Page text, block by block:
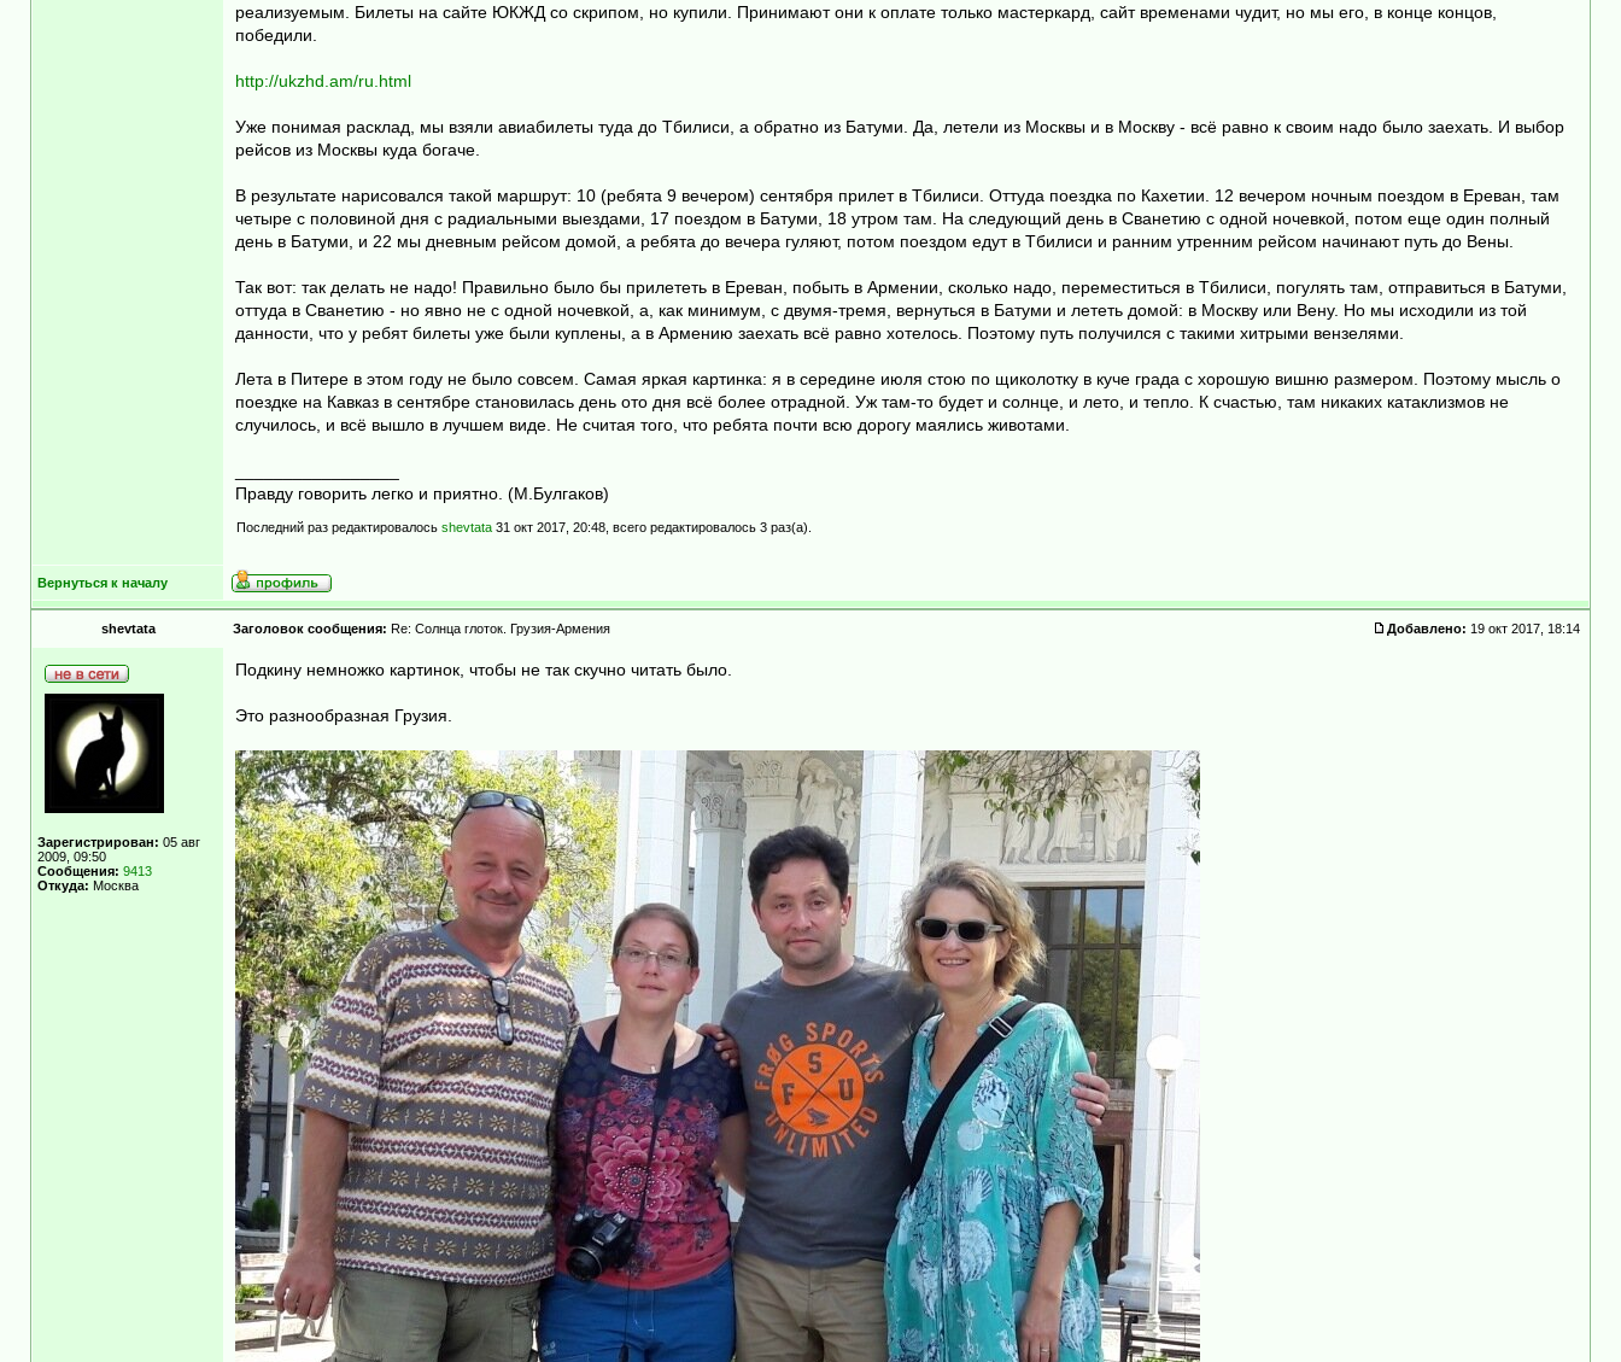
реализуемым. Билеты на сайте ЮКЖД со скрипом, но купили. Принимают они к оплате только мастеркард, сайт временами чудит, но мы его, в конце концов,
победили.
http://ukzhd.am/ru.html
Уже понимая расклад, мы взяли авиабилеты туда до Тбилиси, а обратно из Батуми. Да, летели из Москвы и в Москву - всё равно к своим надо было заехать. И выбор
рейсов из Москвы куда богаче.
В результате нарисовался такой маршрут: 10 (ребята 9 вечером) сентября прилет в Тбилиси. Оттуда поездка по Кахетии. 12 вечером ночным поездом в Ереван, там
четыре с половиной дня с радиальными выездами, 17 поездом в Батуми, 18 утром там. На следующий день в Сванетию с одной ночевкой, потом еще один полный
день в Батуми, и 22 мы дневным рейсом домой, а ребята до вечера гуляют, потом поездом едут в Тбилиси и ранним утренним рейсом начинают путь до Вены.
Так вот: так делать не надо! Правильно было бы прилететь в Ереван, побыть в Армении, сколько надо, переместиться в Тбилиси, погулять там, отправиться в Батуми,
оттуда в Сванетию - но явно не с одной ночевкой, а, как минимум, с двумя-тремя, вернуться в Батуми и лететь домой: в Москву или Вену. Но мы исходили из той
данности, что у ребят билеты уже были куплены, а в Армению заехать всё равно хотелось. Поэтому путь получился с такими хитрыми вензелями.
Лета в Питере в этом году не было совсем. Самая яркая картинка: я в середине июля стою по щиколотку в куче града с хорошую вишню размером. Поэтому мысль о
поездке на Кавказ в сентябре становилась день ото дня всё более отрадной. Уж там-то будет и солнце, и лето, и тепло. К счастью, там никаких катаклизмов не
случилось, и всё вышло в лучшем виде. Не считая того, что ребята почти всю дорогу маялись животами.
Правду говорить легко и приятно. (М.Булгаков)
Последний раз редактировалось shevtata 31 окт 2017, 20:48, всего редактировалось 3 раз(а).
Вернуться к началу
shevtata Заголовок сообщения: Re: Солнца глоток. Грузия-Армения Добавлено: 19 окт 2017, 18:14
Зарегистрирован: 05 авг
2009, 09:50
Сообщения: 9413
Откуда: Москва
Подкину немножко картинок, чтобы не так скучно читать было.
Это разнообразная Грузия.